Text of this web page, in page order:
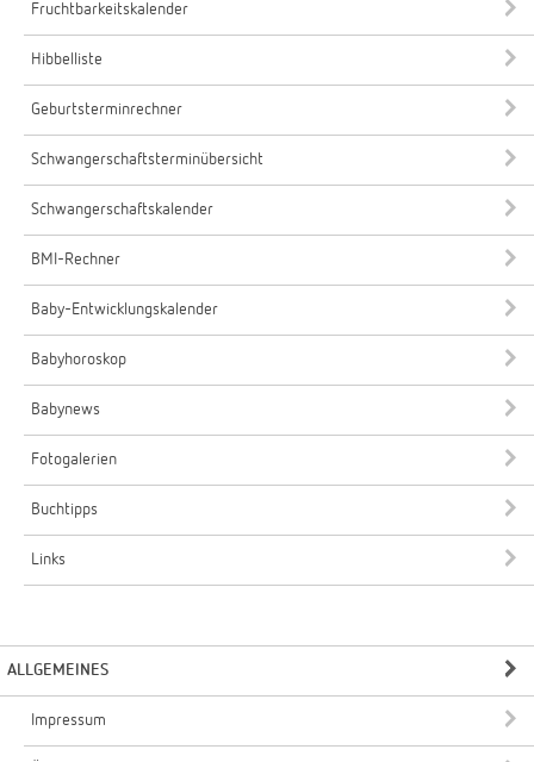
Fruchtbarkeitskalender
Hibbelliste
Geburtsterminrechner
Schwangerschaftsterminübersicht
Schwangerschaftskalender
BMI-Rechner
Baby-Entwicklungskalender
Babyhoroskop
Babynews
Fotogalerien
Buchtipps
Links
ALLGEMEINES
Impressum